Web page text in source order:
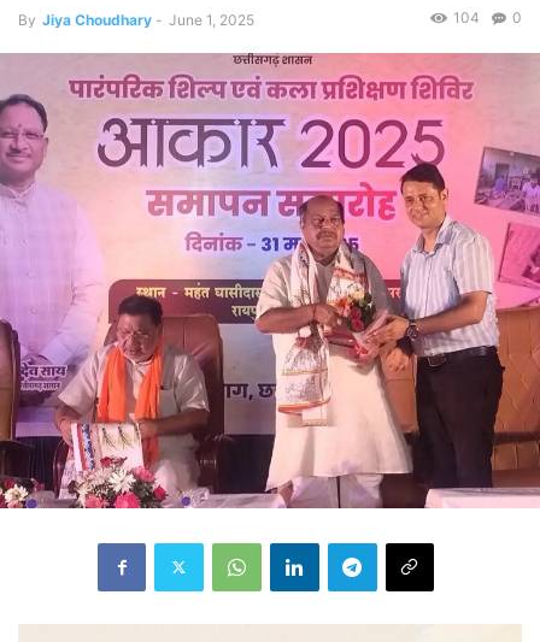
By Jiya Choudhary - June 1, 2025 0
104